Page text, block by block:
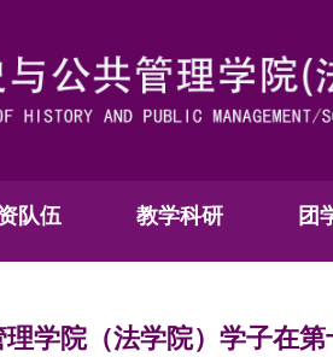
队伍 教学科研 团
学院（法学院）学子在